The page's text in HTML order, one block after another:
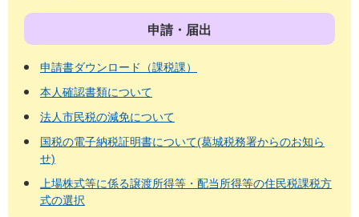
申請・届出
申請書ダウンロード（課税課）
本人確認書類について
法人市民税の減免について
国税の電子納税証明書について(葛城税務署からのお知ら
せ)
上場株式等に係る譲渡所得等・配当所得等の住民税課税方
式の選択